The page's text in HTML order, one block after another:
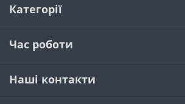
Категорії
Час роботи
Наші контакти